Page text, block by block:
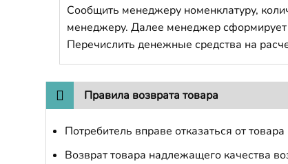
Сообщить менеджеру номенклатуру,
менеджеру. Далее менеджер сформирует
Перечислить денежные средства на
Правила возврата товара
Потребитель вправе отказаться от
Возврат товара надлежащего качества